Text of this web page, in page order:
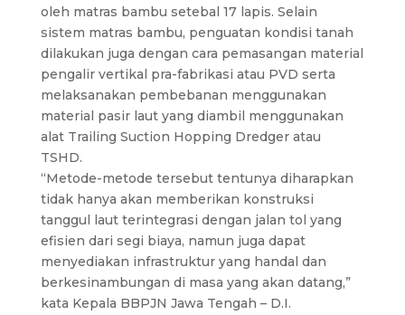
oleh matras bambu setebal 17 lapis. Selain
sistem matras bambu, penguatan kondisi tanah
dilakukan juga dengan cara pemasangan material
pengalir vertikal pra-fabrikasi atau PVD serta
melaksanakan pembebanan menggunakan
material pasir laut yang diambil menggunakan
alat Trailing Suction Hopping Dredger atau
TSHD.
“Metode-metode tersebut tentunya diharapkan
tidak hanya akan memberikan konstruksi
tanggul laut terintegrasi dengan jalan tol yang
efisien dari segi biaya, namun juga dapat
menyediakan infrastruktur yang handal dan
berkesinambungan di masa yang akan datang,”
kata Kepala BBPJN Jawa Tengah – D.I.